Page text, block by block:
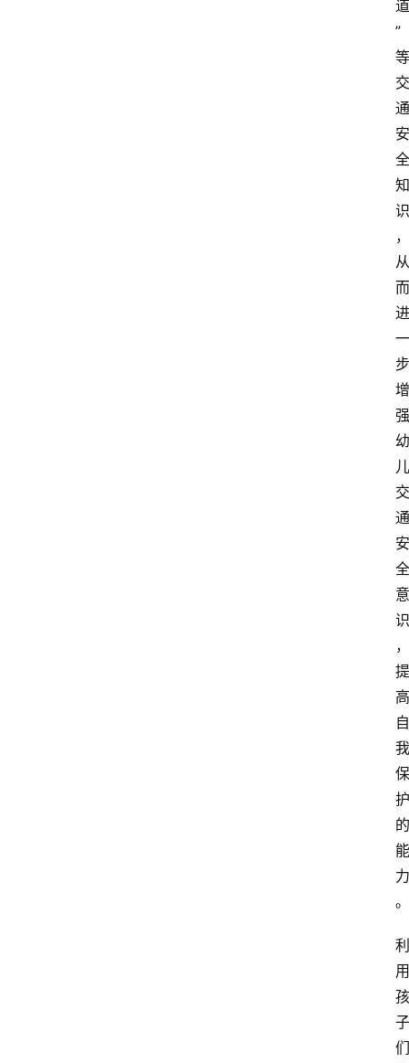
道
”
等
交
通
安
全
知
识
，
从
而
进
一
步
增
强
幼
儿
交
通
安
全
意
识
，
提
高
自
我
保
护
的
能
力
。
利
用
孩
子
们